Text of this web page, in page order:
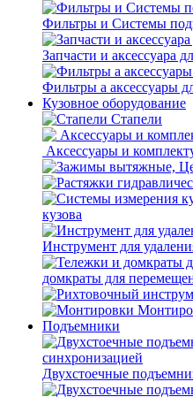
Фильтры и Системы
Запчасти и аксессуара
Фильтры а аксессуары
Кузовное оборудование
Стапели
Аксессуары и
кузова
Инструмент для
домкраты для
Подъемники
Двухстоечные